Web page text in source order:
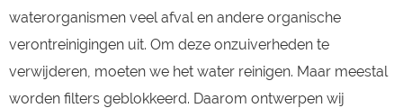
waterorganismen veel afval en andere organische
verontreinigingen uit. Om deze onzuiverheden te
verwijderen, moeten we het water reinigen. Maar meestal
worden filters geblokkeerd. Daarom ontwerpen wij